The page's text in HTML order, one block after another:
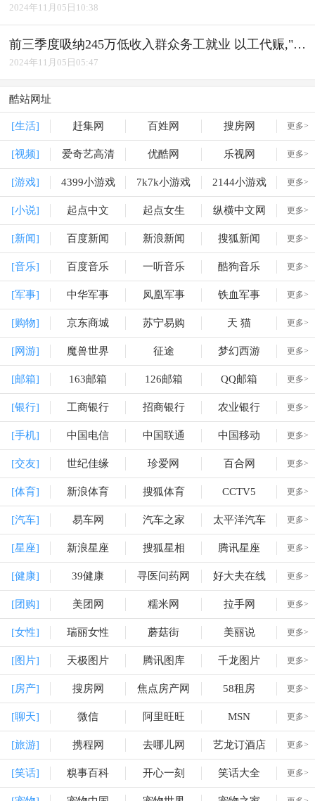
2024年11月05日10:38
前三季度吸纳245万低收入群众务工就业 以工代赈,"赈"出实效
2024年11月05日05:47
酷站网址
[生活] 赶集网 百姓网 搜房网 更多>
[视频] 爱奇艺高清 优酷网 乐视网 更多>
[游戏] 4399小游戏 7k7k小游戏 2144小游戏 更多>
[小说] 起点中文 起点女生 纵横中文网 更多>
[新闻] 百度新闻 新浪新闻 搜狐新闻 更多>
[音乐] 百度音乐 一听音乐 酷狗音乐 更多>
[军事] 中华军事 凤凰军事 铁血军事 更多>
[购物] 京东商城 苏宁易购 天 猫 更多>
[网游] 魔兽世界 征途 梦幻西游 更多>
[邮箱] 163邮箱 126邮箱 QQ邮箱 更多>
[银行] 工商银行 招商银行 农业银行 更多>
[手机] 中国电信 中国联通 中国移动 更多>
[交友] 世纪佳缘 珍爱网 百合网 更多>
[体育] 新浪体育 搜狐体育 CCTV5 更多>
[汽车] 易车网 汽车之家 太平洋汽车 更多>
[星座] 新浪星座 搜狐星相 腾讯星座 更多>
[健康] 39健康 寻医问药网 好大夫在线 更多>
[团购] 美团网 糯米网 拉手网 更多>
[女性] 瑞丽女性 蘑菇街 美丽说 更多>
[图片] 天极图片 腾讯图库 千龙图片 更多>
[房产] 搜房网 焦点房产网 58租房 更多>
[聊天] 微信 阿里旺旺 MSN 更多>
[旅游] 携程网 去哪儿网 艺龙订酒店 更多>
[笑话] 糗事百科 开心一刻 笑话大全 更多>